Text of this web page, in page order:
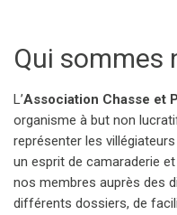
Qui sommes
L’Association Chasse et
organisme à but non
représenter les
un esprit de camaraderie
nos membres auprès des
différents dossiers, de